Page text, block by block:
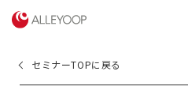
セミナーTOPに戻る